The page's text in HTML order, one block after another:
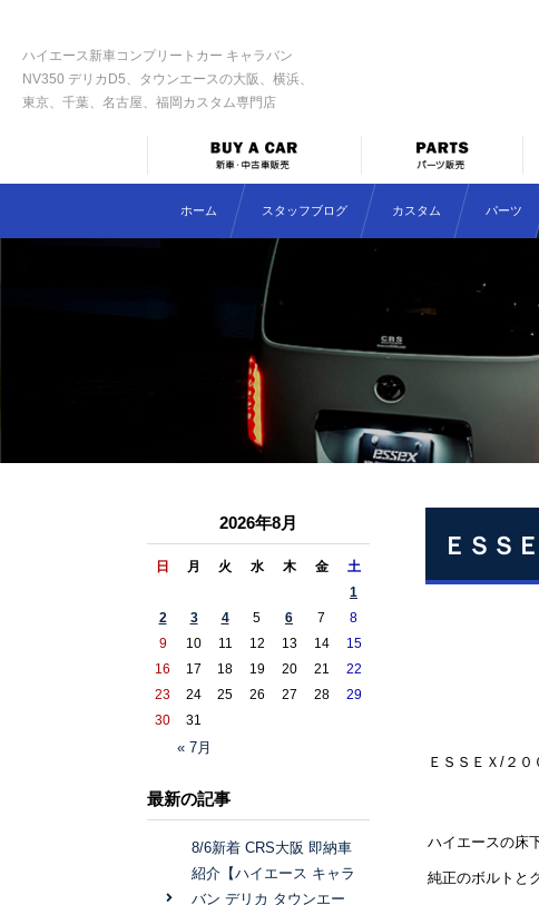
ハイエース新車コンプリートカー キャラバン
NV350 デリカD5、タウンエースの大阪、横浜、
東京、千葉、名古屋、福岡カスタム専門店
ホーム スタッフブログ カスタム パーツ
ＥＳＳ
ＥＳＳＥＸ/２
ハイエースの床
純正のボルトと
2026年8月
日 月 火 水 木 金 土
« 7月
1
2
3 4 5 6 7
8
9
10 11 12 13 14
15
16
17 18 19 20 21
22
23
24 25 26 27 28
29
30
31
最新の記事
8/6新着 CRS大阪 即納車
紹介【ハイエース キャラ
バン デリカ タウンエー